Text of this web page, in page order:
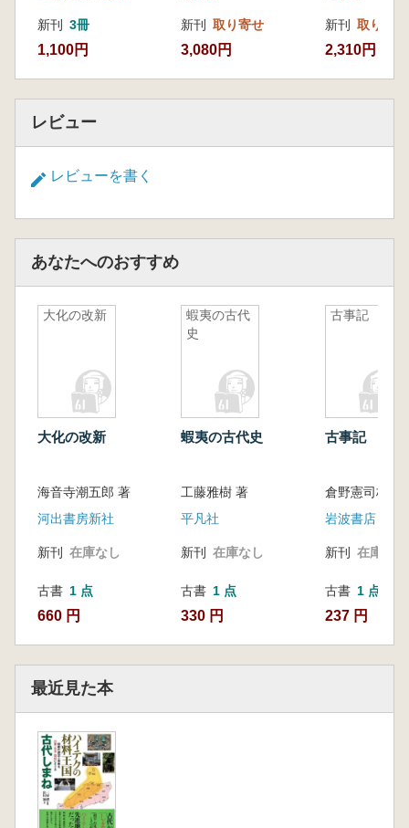
新刊 3冊
1,100円
新刊 取り寄せ
3,080円
新刊 取り寄せ
2,310円
レビュー
レビューを書く
あなたへのおすすめ
大化の改新
大化の改新
海音寺潮五郎 著
河出書房新社
新刊 在庫なし
古書 1 点
660 円
蝦夷の古代
史
蝦夷の古代史
工藤雅樹 著
平凡社
新刊 在庫なし
古書 1 点
330 円
古事記
古事記
倉野憲司校注
岩波書店
新刊 在庫なし
古書 1 点
237 円
最近見た本